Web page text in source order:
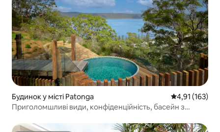
Будинок у місті Patonga Середня
4,91 (163)
Приголомшливі види, конфіденційність, басейн з